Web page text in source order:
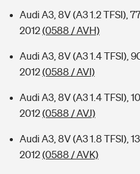
Audi A3, 8V (A3 1.2 TFSI),
2012(0588 / AVH)
Audi A3, 8V (A3 1.4 TFSI),
2012(0588 / AVI)
Audi A3, 8V (A3 1.4 TFSI),
2012(0588 / AVJ)
Audi A3, 8V (A3 1.8 TFSI),
2012(0588 / AVK)